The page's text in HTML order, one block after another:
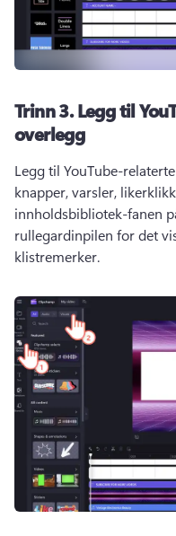
Trinn 3.Legg til
overlegg
Legg til YouTube-
knapper, varsler,
innholdsbibliotek-fanen
rullegardinpilen for det
klistremerker.